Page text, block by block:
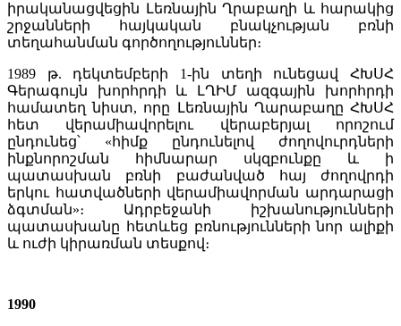
իրականացվեցին Լեռնային Ղրաբաղի և հարակից
շրջանների հայկական բնակչության բռնի
տեղահանման գործողություններ։
1989 թ. դեկտեմբերի 1-ին տեղի ունեցավ ՀԽՍՀ
Գերագույն խորհրդի և ԼՂԻՄ ազգային խորհրդի
համատեղ նիստ, որը Լեռնային Ղարաբաղը ՀԽՍՀ
հետ վերամիավորելու վերաբերյալ որոշում
ընդունեց՝ «հիմք ընդունելով ժողովուրդների
ինքնորոշման հիմնարար սկզբունքը և ի
պատասխան բռնի բաժանված հայ ժողովրդի
երկու հատվածների վերամիավորման արդարացի
ձգտման»։ Ադրբեջանի իշխանությունների
պատասխանը հետևեց բռնությունների նոր ալիքի
և ուժի կիրառման տեսքով։
1990